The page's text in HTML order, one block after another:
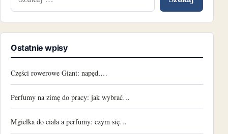
Ostatnie wpisy
Części rowerowe Giant: napęd,…
Perfumy na zimę do pracy: jak wybrać…
Mgiełka do ciała a perfumy: czym się…